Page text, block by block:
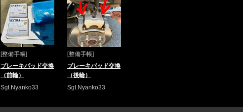
[整備手帳]
ブレーキパッド交換
（前輪）
Sgt.Nyanko33
[整備手帳]
ブレーキパッド交換
（後輪）
Sgt.Nyanko33